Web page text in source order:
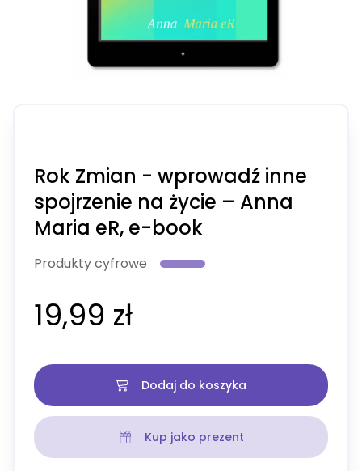
Rok Zmian - wprowadź inne
spojrzenie na życie – Anna
Maria eR, e-book
Produkty cyfrowe
19,99 zł
Dodaj do koszyka
Kup jako prezent